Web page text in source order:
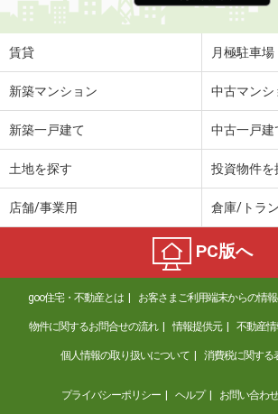
賃貸 月極駐車場
新築マンション 中古マンシ
新築一戸建て 中古一戸建
土地を探す 投資物件を
店舗/事業用 倉庫/トラ
PC版へ
goo住宅・不動産とは お客さまご利用端末からの情
物件に関するお問合せの流れ 情報提供元 不動産
個人情報の取り扱いについて 消費税に関する
プライバシーポリシー ヘルプ お問い合わせ